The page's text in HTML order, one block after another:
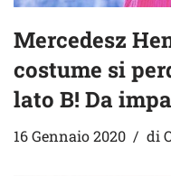
Mercedesz
costume si
lato B! Da
16 Gennaio 2020 di